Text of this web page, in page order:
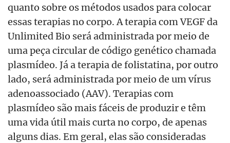
quanto sobre os métodos usados para colocar
essas terapias no corpo. A terapia com VEGF da
Unlimited Bio será administrada por meio de
uma peça circular de código genético chamada
plasmídeo. Já a terapia de folistatina, por outro
lado, será administrada por meio de um vírus
adenoassociado (AAV). Terapias com
plasmídeo são mais fáceis de produzir e têm
uma vida útil mais curta no corpo, de apenas
alguns dias. Em geral, elas são consideradas